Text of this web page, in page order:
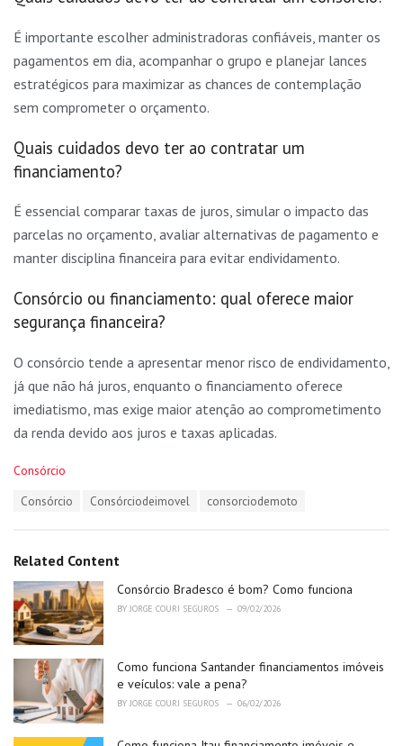
É importante escolher administradoras confiáveis, manter os
pagamentos em dia, acompanhar o grupo e planejar lances
estratégicos para maximizar as chances de contemplação
sem comprometer o orçamento.
Quais cuidados devo ter ao contratar um
financiamento?
É essencial comparar taxas de juros, simular o impacto das
parcelas no orçamento, avaliar alternativas de pagamento e
manter disciplina financeira para evitar endividamento.
Consórcio ou financiamento: qual oferece maior
segurança financeira?
O consórcio tende a apresentar menor risco de endividamento,
já que não há juros, enquanto o financiamento oferece
imediatismo, mas exige maior atenção ao comprometimento
da renda devido aos juros e taxas aplicadas.
C
r
i
e
s
:
Consórcio
:
Consórcio Consórciodeimovel consorciodemoto
Related Content
Consórcio Bradesco é bom? Como funciona
BY JORGE COURI SEGUROS 09/02/2026
Como funciona Santander financiamentos imóveis
e veículos: vale a pena?
BY JORGE COURI SEGUROS 06/02/2026